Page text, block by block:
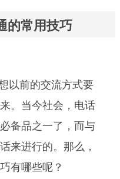
的常用技巧
以前的交流方式要
。当今社会，电话
备品之一了，而与
来进行的。那么，
有哪些呢？